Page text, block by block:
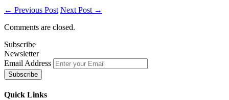
← Previous Post Next Post →
Comments are closed.
Subscribe
Newsletter
Email Address
Quick Links